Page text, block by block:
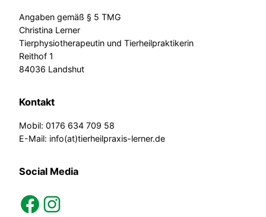
Angaben gemäß § 5 TMG
Christina Lerner
Tierphysiotherapeutin und Tierheilpraktikerin
Reithof 1
84036 Landshut
Kontakt
Mobil: 0176 634 709 58
E-Mail: info(at)tierheilpraxis-lerner.de
Social Media
facebook instagram